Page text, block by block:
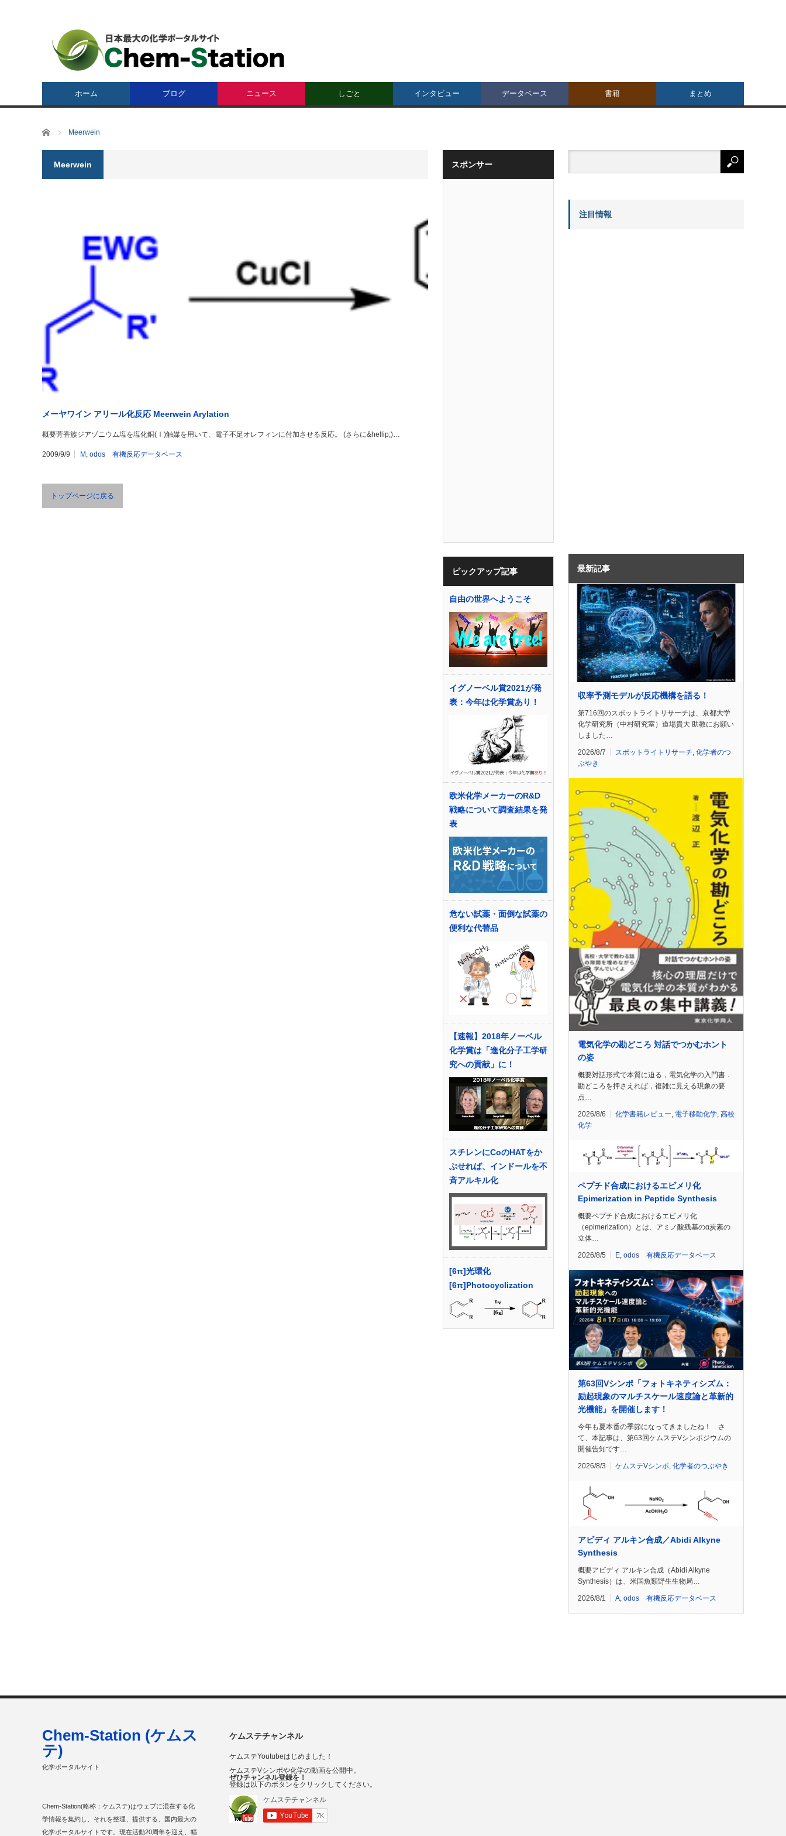
ホーム ブログ ニュース しごと インタビュー データベース 書籍 まとめ
ホーム Meerwein
Meerwein
メーヤワイン アリール化反応 Meerwein Arylation
概要芳香族ジアゾニウム塩を塩化銅(Ⅰ)触媒を用いて、電子不足オレフィンに付加させる反応。 (さらに&hellip;)…
2009/9/9 M , odos 有機反応データベース
トップページに戻る
スポンサー
ピックアップ記事
自由の世界へようこそ
イグノーベル賞2021が発
表：今年は化学賞あり！
欧米化学メーカーのR&D
戦略について調査結果を発
表
危ない試薬・面倒な試薬の
便利な代替品
【速報】2018年ノーベル
化学賞は「進化分子工学研
究への貢献」に！
スチレンにCoのHATをか
ぶせれば、インドールを不
斉アルキル化
[6π]光環化
[6π]Photocyclization
注目情報
最新記事
収率予測モデルが反応機構を語る！
第716回のスポットライトリサーチは、京都大学
化学研究所（中村研究室）道場貴大 助教にお願い
しました…
2026/8/7 スポットライトリサーチ 化学者のつ
ぶやき
電気化学の勘どころ 対話でつかむホント
の姿
概要対話形式で本質に迫る，電気化学の入門書．
勘どころを押さえれば，複雑に見える現象の要
点…
2026/8/6 化学書籍レビュー 電子移動化学 高校
化学
ペプチド合成におけるエピメリ化
Epimerization in Peptide Synthesis
概要ペプチド合成におけるエピメリ化
（epimerization）とは、アミノ酸残基のα炭素の
立体…
2026/8/5 E odos 有機反応データベース
第63回Vシンポ「フォトキネティシズム：
励起現象のマルチスケール速度論と革新的
光機能」を開催します！
今年も夏本番の季節になってきましたね！ さ
て、本記事は、第63回ケムステVシンポジウムの
開催告知です…
2026/8/3 ケムステVシンポ, 化学者のつぶやき
アビディ アルキン合成／Abidi Alkyne
Synthesis
概要アビディ アルキン合成（Abidi Alkyne
Synthesis）は、米国魚類野生生物局…
2026/8/1 A, odos 有機反応データベース
ケムステチャンネル
ケムステYoutubeはじめました！
ケムステVシンポや化学の動画を公開中。
ぜひチャンネル登録を！
登録は以下のボタンをクリックしてください。
Chem-Station (ケムス
テ)
化学ポータルサイト
Chem-Station(略称：ケムステ)はウェブに混在する化
学情報を集約し、それを整理、提供する、国内最大の
化学ポータルサイトです。現在活動20周年を迎え、幅